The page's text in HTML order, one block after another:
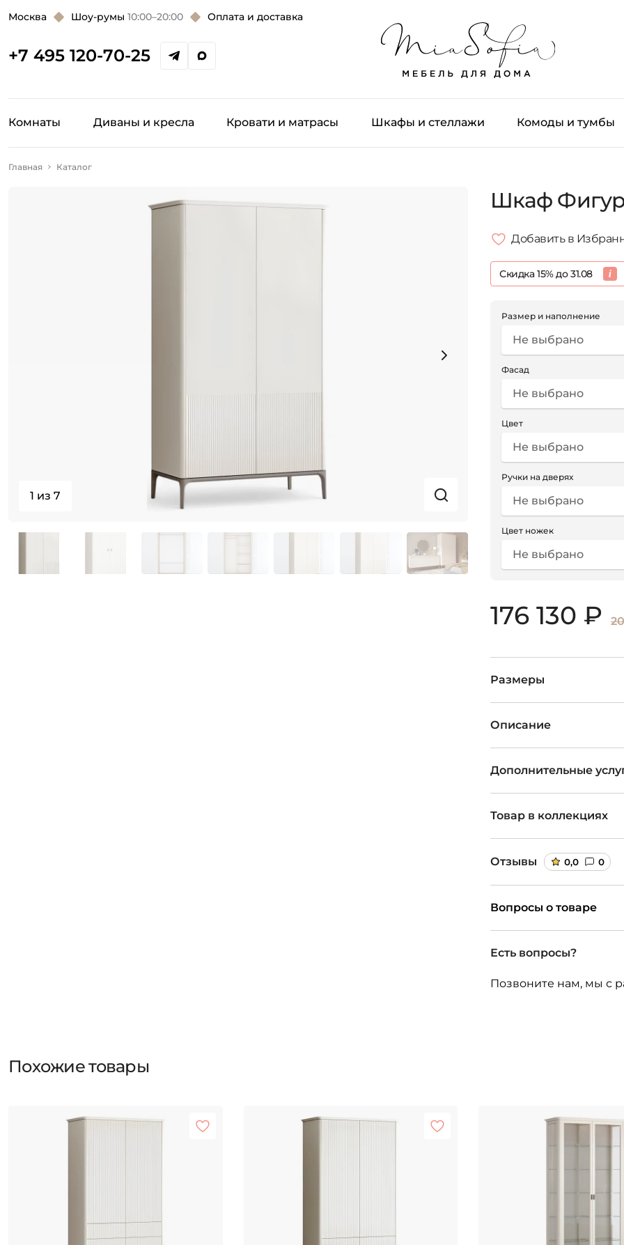
Москва Шоу-румы 10:00–20:00 Оплата и доставка
+7 495 120-70-25
Комнаты Диваны и кресла Кровати и матрасы Шкафы и стеллажи Комоды и тумбы
Главная Каталог
1 из 7
Шкаф
Добавить в
Скидка 15% до 31.08
Размер и наполнение
Не выбрано
Фасад
Не выбрано
Цвет
Не выбрано
Ручки на дверях
Не выбрано
Цвет ножек
Не выбрано
176 130 ₽
Размеры
Описание
Дополнительные
Товар в коллекциях
Отзывы 0,0 0
Вопросы о товаре
Есть вопросы?
Позвоните нам, мы с
Похожие товары